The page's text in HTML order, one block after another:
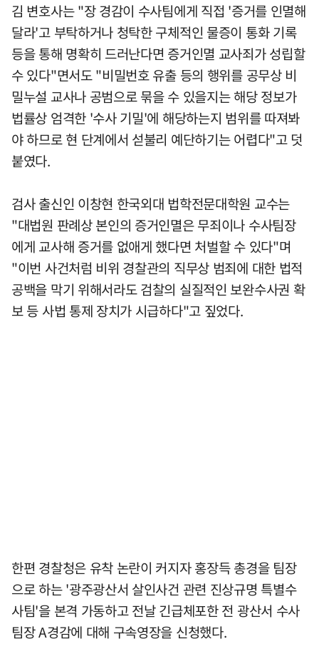
김 변호사는 "장 경감이 수사팀에게 직접 '증거를 인멸해
달라'고 부탁하거나 청탁한 구체적인 물증이 통화 기록
등을 통해 명확히 드러난다면 증거인멸 교사죄가 성립할
수 있다"면서도 "비밀번호 유출 등의 행위를 공무상 비
밀누설 교사나 공범으로 묶을 수 있을지는 해당 정보가
법률상 엄격한 '수사 기밀'에 해당하는지 범위를 따져봐
야 하므로 현 단계에서 섣불리 예단하기는 어렵다"고 덧
붙였다.
검사 출신인 이창현 한국외대 법학전문대학원 교수는
"대법원 판례상 본인의 증거인멸은 무죄이나 수사팀장
에게 교사해 증거를 없애게 했다면 처벌할 수 있다"며
"이번 사건처럼 비위 경찰관의 직무상 범죄에 대한 법적
공백을 막기 위해서라도 검찰의 실질적인 보완수사권 확
보 등 사법 통제 장치가 시급하다"고 짚었다.
한편 경찰청은 유착 논란이 커지자 홍장득 총경을 팀장
으로 하는 '광주광산서 살인사건 관련 진상규명 특별수
사팀'을 본격 가동하고 전날 긴급체포한 전 광산서 수사
팀장 A경감에 대해 구속영장을 신청했다.